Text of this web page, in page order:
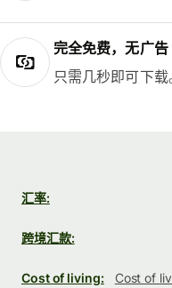
完全免费，无广告
只需几秒即可下载
汇率:
跨境汇款:
Cost of living:
Cost of